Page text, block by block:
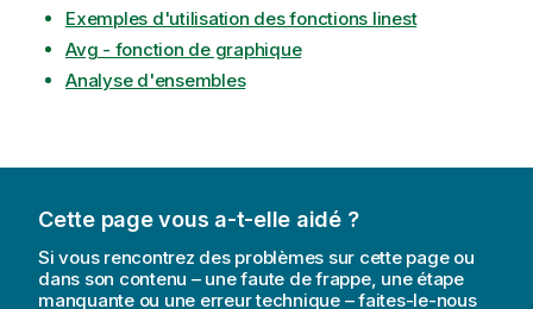
Exemples d'utilisation des fonctions linest
Avg - fonction de graphique
Analyse d'ensembles
Cette page vous a-t-elle aidé ?
Si vous rencontrez des problèmes sur cette page ou
dans son contenu – une faute de frappe, une étape
manquante ou une erreur technique – faites-le-nous